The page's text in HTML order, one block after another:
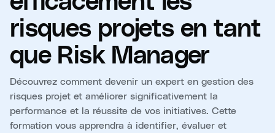
risques projets en tant
que Risk Manager
Découvrez comment devenir un expert en gestion des
risques projet et améliorer significativement la
performance et la réussite de vos initiatives. Cette
formation vous apprendra à identifier, évaluer et